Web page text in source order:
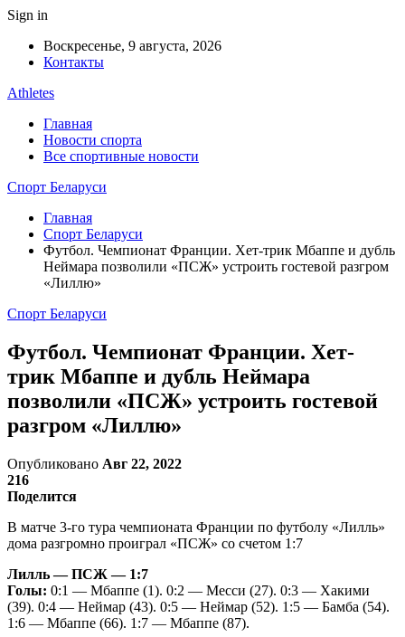
Sign in
Воскресенье, 9 августа, 2026
Контакты
Athletes
Главная
Новости спорта
Все спортивные новости
Спорт Беларуси
Главная
Спорт Беларуси
Футбол. Чемпионат Франции. Хет-трик Мбаппе и дубль
Неймара позволили «ПСЖ» устроить гостевой разгром
«Лиллю»
Спорт Беларуси
Футбол. Чемпионат Франции. Хет-
трик Мбаппе и дубль Неймара
позволили «ПСЖ» устроить гостевой
разгром «Лиллю»
Опубликовано Авг 22, 2022
216
Поделится
В матче 3-го тура чемпионата Франции по футболу «Лилль»
дома разгромно проиграл «ПСЖ» со счетом 1:7
Лилль — ПСЖ — 1:7
Голы: 0:1 — Мбаппе (1). 0:2 — Месси (27). 0:3 — Хакими
(39). 0:4 — Неймар (43). 0:5 — Неймар (52). 1:5 — Бамба (54).
1:6 — Мбаппе (66). 1:7 — Мбаппе (87).